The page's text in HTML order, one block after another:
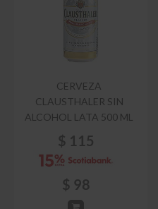
CERVEZA
CLAUSTHALER SIN
ALCOHOL LATA 500 ML
$ 115
$ 98